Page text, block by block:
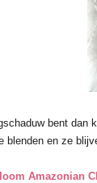
bent dan
blenden en ze
Amazonian